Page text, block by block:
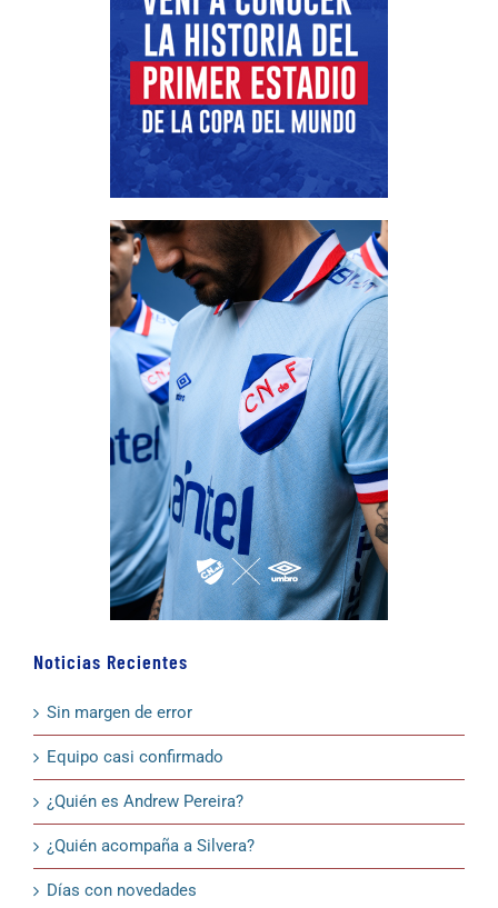
Noticias Recientes
Sin margen de error
Equipo casi confirmado
¿Quién es Andrew Pereira?
¿Quién acompaña a Silvera?
Días con novedades